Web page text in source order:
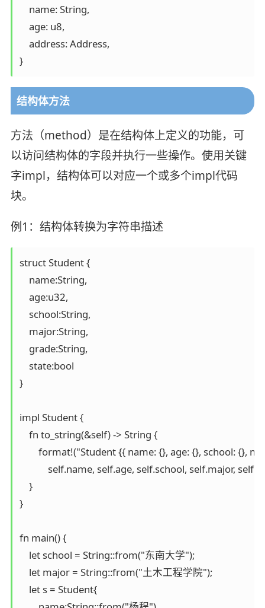
    name: String,
    age: u8,
    address: Address,
}
结构体方法
方法（method）是在结构体上定义的功能，可
以访问结构体的字段并执行一些操作。使用关键
字impl，结构体可以对应一个或多个impl代码
块。
例1：结构体转换为字符串描述
struct Student {
    name:String,
    age:u32,
    school:String,
    major:String,
    grade:String,
    state:bool
}
impl Student {
    fn to_string(&self) -> String {
format!("Student {{ name: {}, age: {}, school: {},
self.name, self.age, self.school, self.major,
    }
}
fn main() {
    let school = String::from("东南大学");
    let major = String::from("土木工程学院");
    let s = Student{